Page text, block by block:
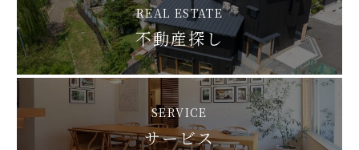
REAL ESTATE
不動産探し
SERVICE
サービス